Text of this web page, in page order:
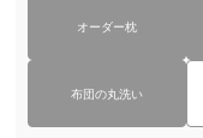
オーダー枕
布団の丸洗い